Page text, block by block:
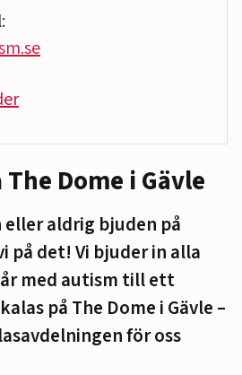
Dome i Gävle
aldrig bjuden på
på det! Vi bjuder in alla
med autism till ett
på The Dome i Gävle –
för oss